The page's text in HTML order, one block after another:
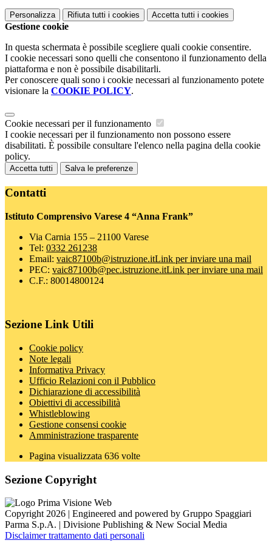
Personalizza Rifiuta tutti i cookies Accetta tutti i cookies
Gestione cookie
In questa schermata è possibile scegliere quali cookie consentire.
I cookie necessari sono quelli che consentono il funzionamento della
piattaforma e non è possibile disabilitarli.
Per conoscere quali sono i cookie necessari al funzionamento potete
visionare la COOKIE POLICY.
Cookie necessari per il funzionamento
I cookie necessari per il funzionamento non possono essere
disabilitati. È possibile consultare l'elenco nella pagina della cookie
policy.
Accetta tutti Salva le preferenze
Contatti
Istituto Comprensivo Varese 4 “Anna Frank”
Via Carnia 155 – 21100 Varese
Tel: 0332 261238
Email: vaic87100b@istruzione.itLink per inviare una mail
PEC: vaic87100b@pec.istruzione.itLink per inviare una mail
C.F.: 80014800124
Sezione Link Utili
Cookie policy
Note legali
Informativa Privacy
Ufficio Relazioni con il Pubblico
Dichiarazione di accessibilità
Obiettivi di accessibilità
Whistleblowing
Gestione consensi cookie
Amministrazione trasparente
Pagina visualizzata 636 volte
Sezione Copyright
Copyright 2026 | Engineered and powered by Gruppo Spaggiari
Parma S.p.A. | Divisione Publishing & New Social Media
Disclaimer trattamento dati personali